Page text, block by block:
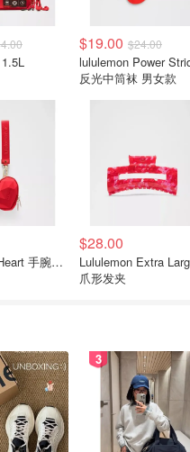
$19.00 $24.00
lululemon Power
反光中筒袜 男女款
Lululemon Heart 手腕包 红色
$28.00
Lululemon Extra
爪形发夹
3